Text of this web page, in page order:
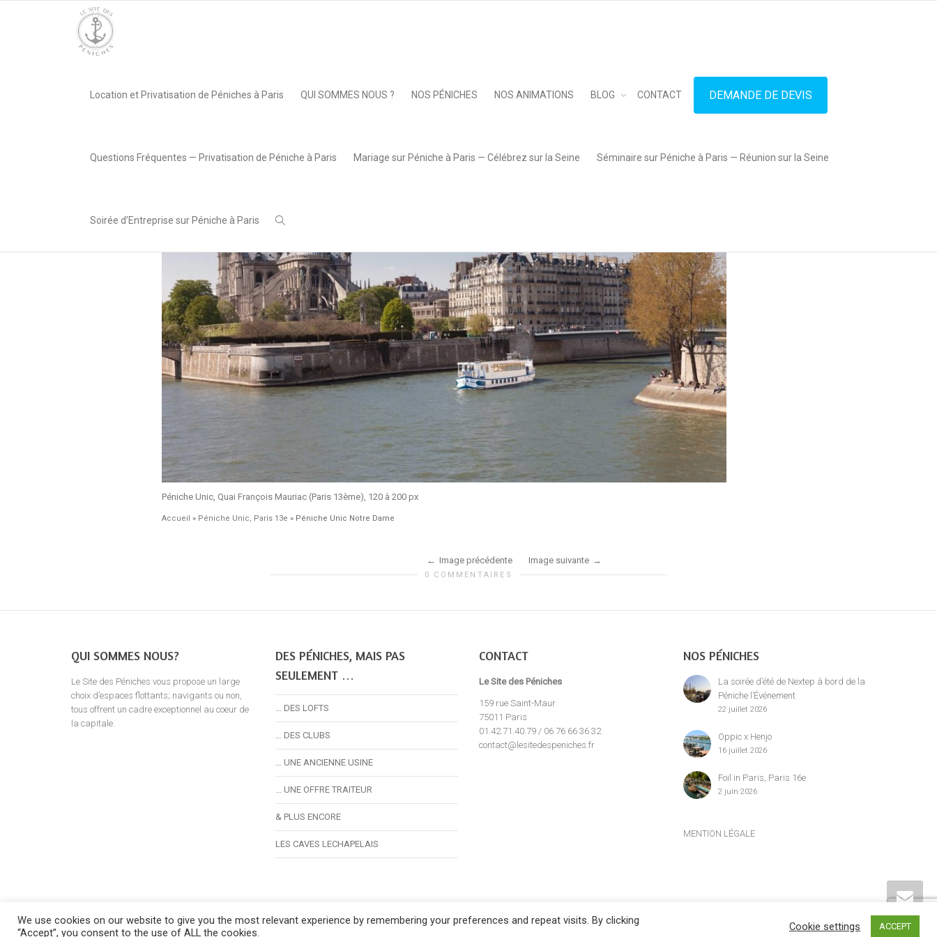
Location et Privatisation de Péniches à Paris QUI SOMMES NOUS ? NOS PÉNICHES NOS ANIMATIONS BLOG CONTACT DEMANDE DE DEVIS
Questions Fréquentes — Privatisation de Péniche à Paris Mariage sur Péniche à Paris — Célébrez sur la Seine Séminaire sur Péniche à Paris — Réunion sur la Seine
Soirée d’Entreprise sur Péniche à Paris
2017
Péniche Unic, Quai François Mauriac (Paris 13ème), 120 à 200 px
Accueil » Péniche Unic, Paris 13e » Péniche Unic Notre Dame
Image précédente Image suivante
0 COMMENTAIRES
QUI SOMMES NOUS?
Le Site des Péniches vous propose un large
choix d’espaces flottants; navigants ou non,
tous offrent un cadre exceptionnel au coeur de
la capitale.
DES PÉNICHES, MAIS PAS
SEULEMENT …
… DES LOFTS
… DES CLUBS
… UNE ANCIENNE USINE
… UNE OFFRE TRAITEUR
& PLUS ENCORE
LES CAVES LECHAPELAIS
CONTACT
Le Site des Péniches
159 rue Saint-Maur
75011 Paris
01.42.71.40.79 / 06 76 66 36 32
contact@lesitedespeniches.fr
NOS PÉNICHES
La soirée d’été de Nextep à bord de la
Péniche l’Événement
22 juillet 2026
Oppic x Henjo
16 juillet 2026
Foil in Paris, Paris 16e
2 juin 2026
MENTION LÉGALE
©2024 Le Site des Péniches, privatisation, location et réservation des péniches parisiennes
We use cookies on our website to give you the most relevant experience by remembering your preferences and repeat visits. By clicking
“Accept”, you consent to the use of ALL the cookies.
Cookie settings ACCEPT